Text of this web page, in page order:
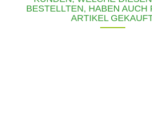
BESTELLTEN, HABEN AUCH
ARTIKEL